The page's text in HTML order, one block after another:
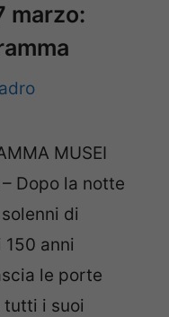
marzo:
MUSEI
– Dopo la notte
di
anni
le porte
tutti i suoi